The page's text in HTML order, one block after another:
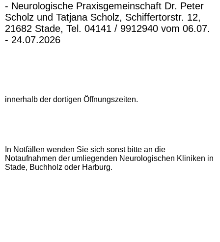
- Neurologische Praxisgemeinschaft Dr. Peter
Scholz und Tatjana Scholz, Schiffertorstr. 12,
21682 Stade, Tel. 04141 / 9912940 vom 06.07.
- 24.07.2026
innerhalb der dortigen Öffnungszeiten.
In Notfällen wenden Sie sich sonst bitte an die
Notaufnahmen der umliegenden Neurologischen Kliniken in
Stade, Buchholz oder Harburg.